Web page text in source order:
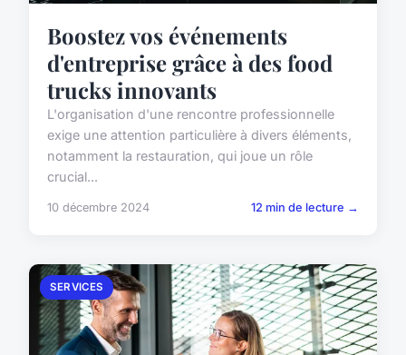
Boostez vos événements
d'entreprise grâce à des food
trucks innovants
L'organisation d'une rencontre professionnelle
exige une attention particulière à divers éléments,
notamment la restauration, qui joue un rôle
crucial...
10 décembre 2024 12 min de lecture →
SERVICES